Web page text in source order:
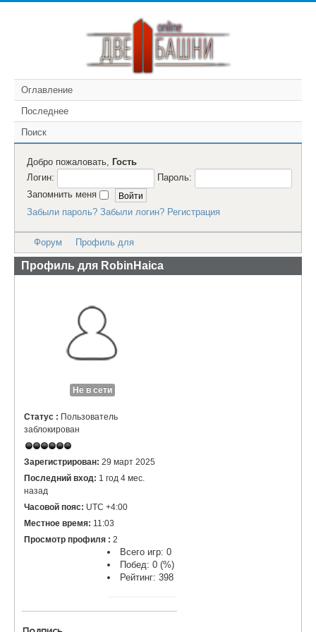
Оглавление
Последнее
Поиск
Добро пожаловать,
Гость
Логин:
Пароль:
Запомнить меня
Забыли пароль? Забыли логин? Регистрация
Форум Профиль для
Профиль для RobinHaica
Не в сети
Статус : Пользователь
заблокирован
Зарегистрирован: 29 март 2025
Последний вход: 1 год 4 мес.
назад
Часовой пояс: UTC +4:00
Местное время: 11:03
Просмотр профиля : 2
Всего игр: 0
Побед: 0 (%)
Рейтинг: 398